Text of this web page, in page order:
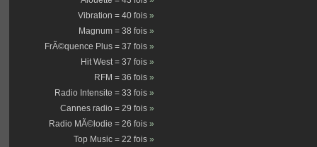
Vibration = 40 fois »
Magnum = 38 fois »
FrÃ©quence Plus = 37 fois »
Hit West = 37 fois »
RFM = 36 fois »
Radio Intensite = 33 fois »
Cannes radio = 29 fois »
Radio MÃ©lodie = 26 fois »
Top Music = 22 fois »